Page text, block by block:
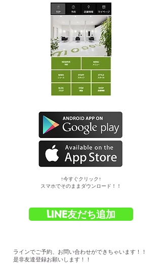
​↑今すぐクリック↑
スマホでそのままダウンロード！！
LINE友だち追加
ラインでご予約、お問い合わせができちゃいます！！
是非友達登録お願いします！！